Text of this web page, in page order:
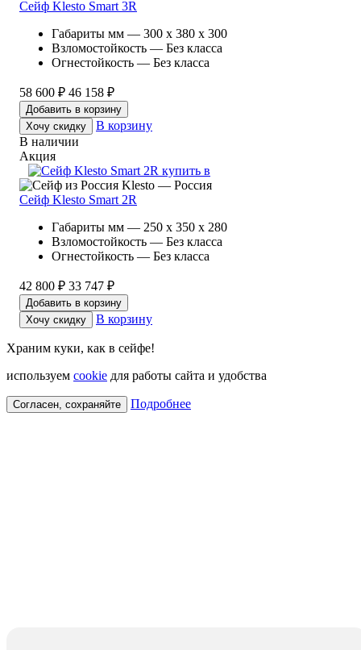
Сейф Klesto Smart 3R
Габариты мм — 300 x 380 x 300
Взломостойкость — Без класса
Огнестойкость — Без класса
58 600 ₽ 46 158 ₽
Добавить в корзину
Хочу скидку
В корзину
В наличии
Акция
Klesto — Россия
Сейф Klesto Smart 2R
Габариты мм — 250 x 350 x 280
Взломостойкость — Без класса
Огнестойкость — Без класса
42 800 ₽ 33 747 ₽
Добавить в корзину
Хочу скидку
В корзину
Храним куки, как в сейфе!
используем cookie для работы сайта и удобства
Согласен, сохраняйте Подробнее